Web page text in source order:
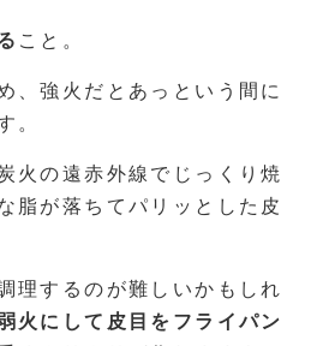
こと。
、強火だとあっという間に
。
火の遠赤外線でじっくり焼
脂が落ちてパリッとした皮
理するのが難しいかもしれ
火にして皮目をフライパン